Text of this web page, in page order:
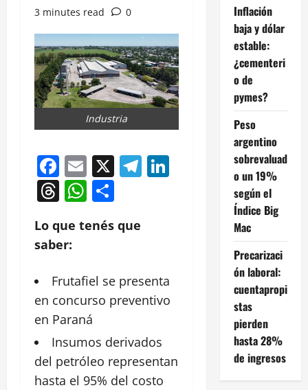
3 minutes read
0
Industria
Facebook
Email
X Telegram
LinkedIn
Threads
WhatsApp
Lo que tenés que
saber:
Frutafiel se presenta
en concurso preventivo
en Paraná
Insumos derivados
del petróleo representan
hasta el 95% del costo
Inflación
baja y dólar
estable:
¿cementeri
o de
pymes?
Peso
argentino
sobrevaluad
o un 19%
según el
Índice Big
Mac
Precarizaci
ón laboral:
cuentapropi
stas
pierden
hasta 28%
de ingresos